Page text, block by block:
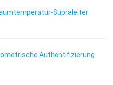
Supraleiter
Authentifizierung